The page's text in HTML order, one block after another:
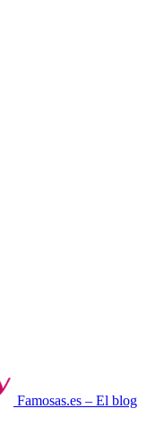
Famosas.es – El blog